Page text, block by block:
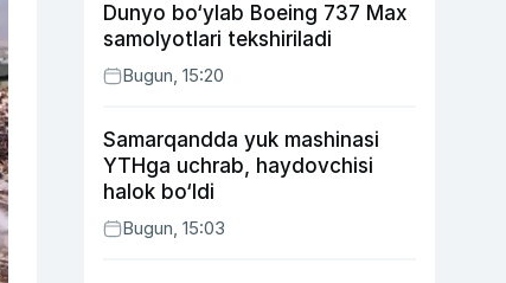
Dunyo bo‘ylab Boeing 737 Max
samolyotlari tekshiriladi
Bugun, 15:20
Samarqandda yuk mashinasi
YTHga uchrab, haydovchisi
halok bo‘ldi
Bugun, 15:03